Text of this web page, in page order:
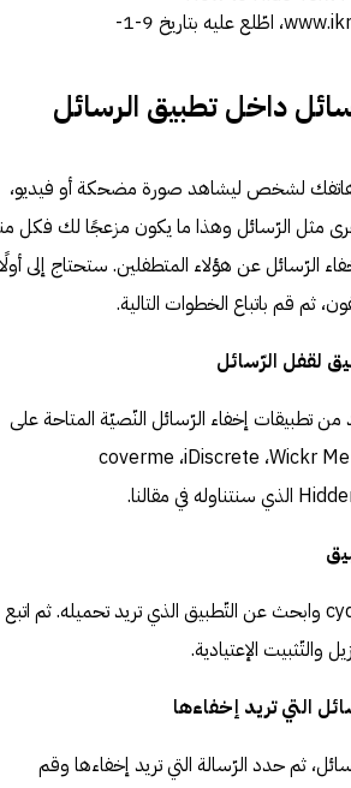
، من موقع: www.ikream.com، اطّلع عليه بتاريخ 9-1-
داخل تطبيق الرسائل
لشخص ليشاهد صورة مضحكة أو فيديو،
مثل الرّسائل وهذا ما يكون مزعجًا لك فكل
الرّسائل عن هؤلاء المتطفلين. ستحتاج إلى أولًا
ثم قم باتباع الخطوات التالية.
لقفل الرّسائل
من تطبيقات إخفاء الرّسائل النّصيّة المتاحة على
cydia مثل coverme ،iDiscrete ،Wickr Me
قم بفتح cydia وابحث عن التّطبيق الذي تريد تحميله. ثم اتبع
والتّثبيت الإعتيادية.
التي تريد إخفاءها
ثم حدد الرّسالة التي تريد إخفاءها وقم